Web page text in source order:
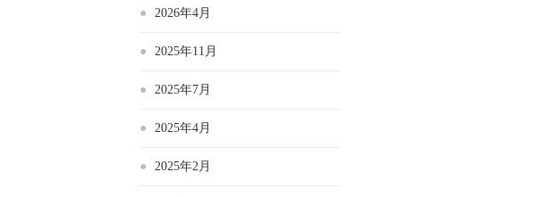
2026年4月
2025年11月
2025年7月
2025年4月
2025年2月